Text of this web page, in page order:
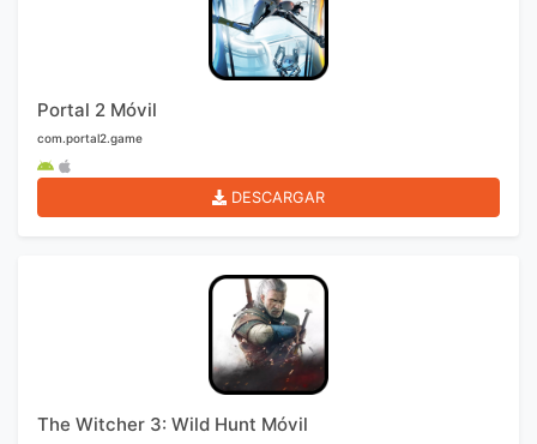
Portal 2 Móvil
com.portal2.game
DESCARGAR
The Witcher 3: Wild Hunt Móvil